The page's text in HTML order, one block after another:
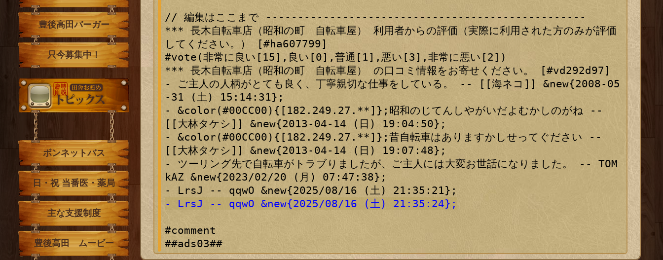
// 編集はここまで --------------------------------------------------
*** 長木自転車店（昭和の町　自転車屋） 利用者からの評価（実際に利用された方のみが評価
してください。） [#ha607799]
#vote(非常に良い[15],良い[0],普通[1],悪い[3],非常に悪い[2])
*** 長木自転車店（昭和の町　自転車屋） の口コミ情報をお寄せください。 [#vd292d97]
- ご主人の人柄がとても良く、丁寧親切な仕事をしている。 -- [[海ネコ]] &new{2008-05
-31 (土) 15:14:31};
- &color(#00CC00){[182.249.27.**]};昭和のじてんしやがいだよむかしのがね --
[[大林タケシ]] &new{2013-04-14 (日) 19:04:50};
- &color(#00CC00){[182.249.27.**]};昔自転車はありますかしせってぐださい --
[[大林タケシ]] &new{2013-04-14 (日) 19:07:48};
- ツーリング先で自転車がトラブりましたが、ご主人には大変お世話になりました。 -- TOM
kAZ &new{2023/02/20 (月) 07:47:38};
- LrsJ -- qqwO &new{2025/08/16 (土) 21:35:24};
#comment
豊後高田バーガー
只今募集中！
ボンネットバス
日・祝 当番医・薬局
主な支援制度
豊後高田 ムービー